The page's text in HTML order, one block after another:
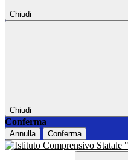
Chiudi
Chiudi
Conferma
Annulla Conferma